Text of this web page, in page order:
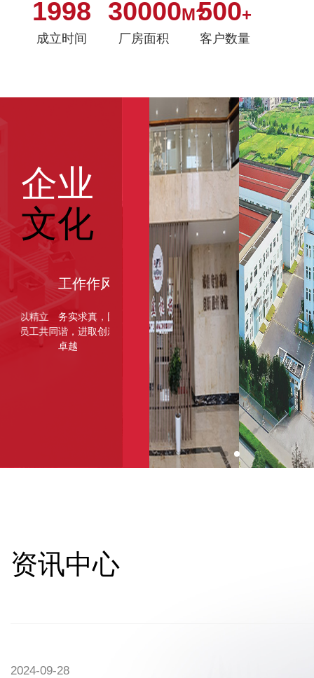
1998
成立时间
30000M?
厂房面积
500+
客户数量
企业
文化
同
工作作风：
务实求真，团结和
谐，进取创新，追求
卓越
经营理念：
诚信,专业,高效,创
新,服务,价值
管理理念：
将选拔人才、培养人
才放在首位，打造学
习型团队，持续学
习，提高企业和个人
的核心竞争力。坚持
原则、强调纪律，构
建凝聚型团队，群策
群力，发扬大家互帮
互助的团队精神
用
德才
先，
所长
资讯中心
2024-09-28